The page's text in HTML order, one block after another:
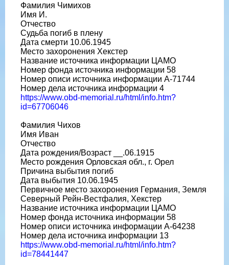
Фамилия Чимихов
Имя И.
Отчество
Судьба погиб в плену
Дата смерти 10.06.1945
Место захоронения Хекстер
Название источника информации ЦАМО
Номер фонда источника информации 58
Номер описи источника информации A-71744
Номер дела источника информации 4
https://www.obd-memorial.ru/html/info.htm?
id=67706046
Фамилия Чихов
Имя Иван
Отчество
Дата рождения/Возраст __.06.1915
Место рождения Орловская обл., г. Орел
Причина выбытия погиб
Дата выбытия 10.06.1945
Первичное место захоронения Германия, Земля
Северный Рейн-Вестфалия, Хекстер
Название источника информации ЦАМО
Номер фонда источника информации 58
Номер описи источника информации A-64238
Номер дела источника информации 13
https://www.obd-memorial.ru/html/info.htm?
id=78441447